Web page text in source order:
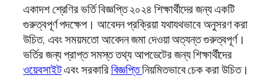
একাদশ শ্রেণির ভর্তি বিজ্ঞপ্তি ২০২৪ শিক্ষার্থীদের জন্য একটি
গুরুত্বপূর্ণ পদক্ষেপ। আবেদন প্রক্রিয়া যথাযথভাবে অনুসরণ করা
উচিত, এবং সময়মতো আবেদন জমা দেওয়া অত্যন্ত গুরুত্বপূর্ণ।
ভর্তির জন্য প্রাপ্ত সমস্ত তথ্য আপডেটের জন্য শিক্ষার্থীদের
ওয়েবসাইটএবং সরকারিবিজ্ঞপ্তিনিয়মিতভাবে চেক করা উচিত।